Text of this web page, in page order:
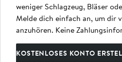
weniger Schlagzeug, Bläser
Melde dich einfach an, um dir
anzuhören. Keine
KOSTENLOSES KONTO